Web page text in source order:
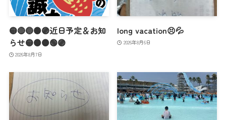
🟡🔴🔵🟠🟣近日予定＆お知
らせ🟡🟠🟤🟢🟣
2026年8月7日
long vacation😣💦
2026年8月6日